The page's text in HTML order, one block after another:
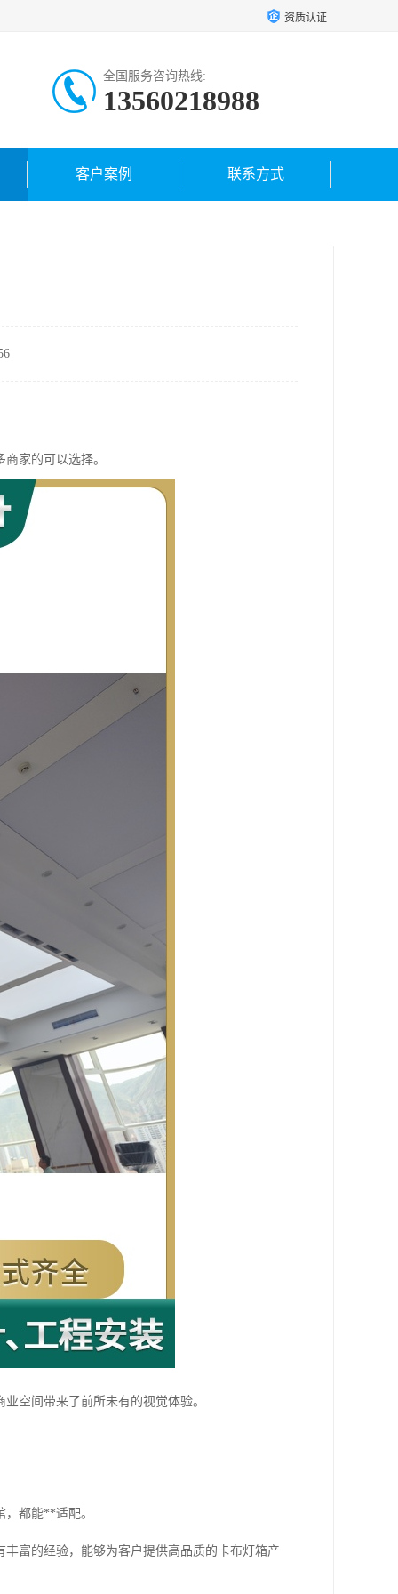
资质认证
全国服务咨询热线:
13560218988
客户案例 联系方式
家的可以选择。
空间带来了前所未有的视觉体验。
都能**适配。
富的经验，能够为客户提供高品质的卡布灯箱产